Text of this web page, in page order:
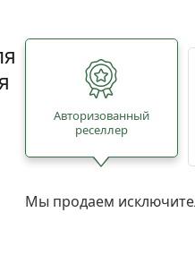
Авторизованный
реселлер
Мы продаем